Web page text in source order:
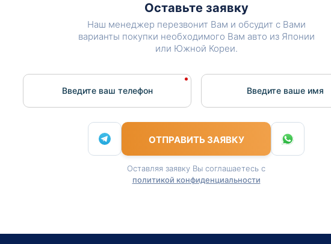
Оставьте заявку
Наш менеджер перезвонит Вам и обсудит с Вами
варианты покупки необходимого Вам авто из Японии
или Южной Кореи.
Введите ваш телефон Введите вашe имя
ОТПРАВИТЬ ЗАЯВКУ
Оставляя заявку Вы соглашаетесь с
политикой конфиденциальности